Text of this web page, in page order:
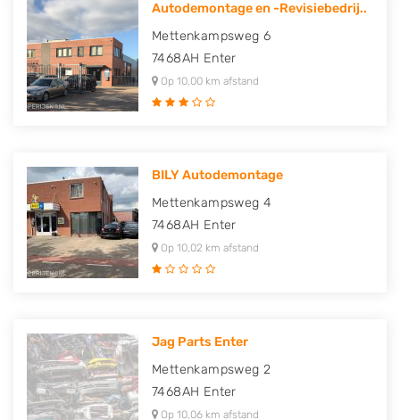
Autodemontage en -Revisiebedrij..
Mettenkampsweg 6
7468AH Enter
Op 10,00 km afstand
BILY Autodemontage
Mettenkampsweg 4
7468AH Enter
Op 10,02 km afstand
Jag Parts Enter
Mettenkampsweg 2
7468AH Enter
Op 10,06 km afstand